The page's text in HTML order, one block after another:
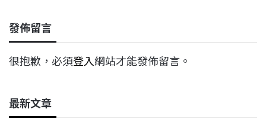
發佈留言
很抱歉，必須登入網站才能發佈留言。
最新文章